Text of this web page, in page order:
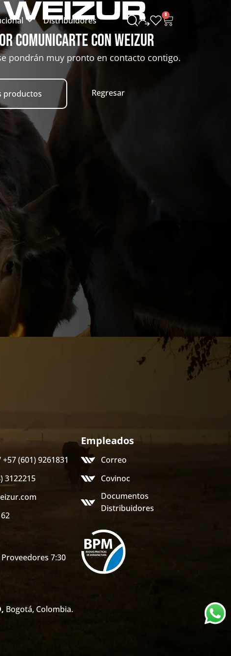
Distribuidores
0
comunicarte con Weizur
pondrán muy pronto en contacto contigo.
productos Regresar
(601) 9261831
3122215
Proveedores 7:30
Empleados
Correo
Covinoc
Documentos
Distribuidores
, Bogotá, Colombia.